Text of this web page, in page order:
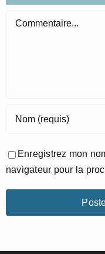
Commentaire
Enregistrez mon
navigateur pour la